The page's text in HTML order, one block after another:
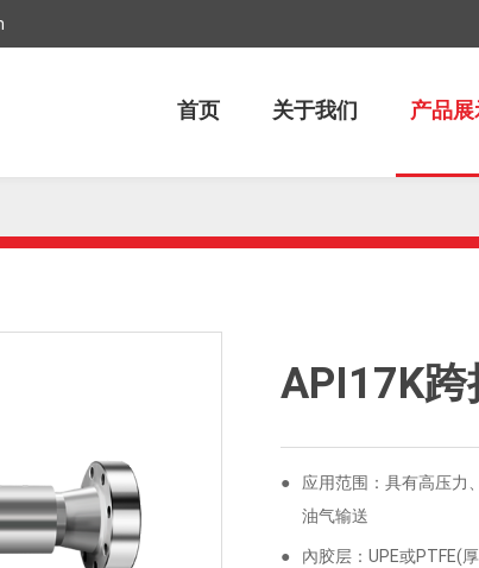
首页 关于我们 产品展
API17K
●
应⽤范围：具有高压力
油气输送‌
● 內胶层：UPE或PTFE(